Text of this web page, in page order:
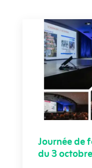
Journée de
du 3